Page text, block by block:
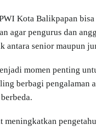
Kota Balikpapan
agar pengurus dan
antara senior maupun
momen penting
berbagi pengalaman
meningkatkan